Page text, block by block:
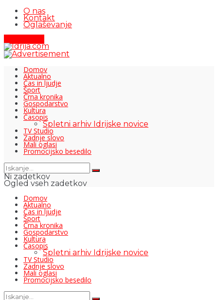
O nas
Kontakt
Oglaševanje
Domov
Aktualno
Čas in ljudje
Šport
Črna kronika
Gospodarstvo
Kultura
Časopis
Spletni arhiv Idrijske novice
TV Studio
Zadnje slovo
Mali oglasi
Promocijsko besedilo
Ni zadetkov
Ogled vseh zadetkov
Domov
Aktualno
Čas in ljudje
Šport
Črna kronika
Gospodarstvo
Kultura
Časopis
Spletni arhiv Idrijske novice
TV Studio
Zadnje slovo
Mali oglasi
Promocijsko besedilo